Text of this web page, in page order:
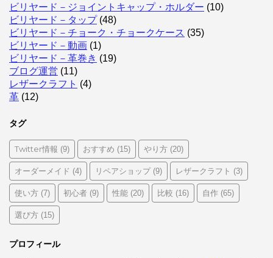
ビリヤード－ジョイントキャップ・ホルダー (10)
ビリヤード－タップ(48)
ビリヤード－チョーク・チョークケース (35)
ビリヤード－動画 (1)
ビリヤード－革巻き (19)
ブログ運営 (11)
レザークラフト (4)
革 (12)
タグ
Twitter情報 (9) おすすめ (15) やり方 (20)
オーダーメイド (4) リペアショップ(9) レザークラフト (3)
使い方 (7) 初心者 (9) 性能 (20) 比較 (16) 自作 (65)
選び方 (15)
プロフィール